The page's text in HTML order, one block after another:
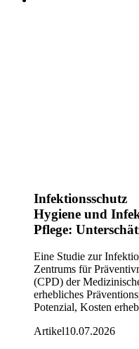
Infektionsschutz
Hygiene und
Pflege:
Eine Studie zur
Zentrums für
(CPD) der
erhebliches
Potenzial, Kosten
Artikel10.07.2026